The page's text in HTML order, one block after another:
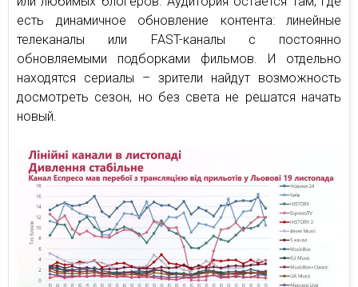
есть динамичное обновление контента: линейные
телеканалы или FAST-каналы с постоянно
обновляемыми подборками фильмов. И отдельно
находятся сериалы – зрители найдут возможность
досмотреть сезон, но без света не решатся начать
новый.